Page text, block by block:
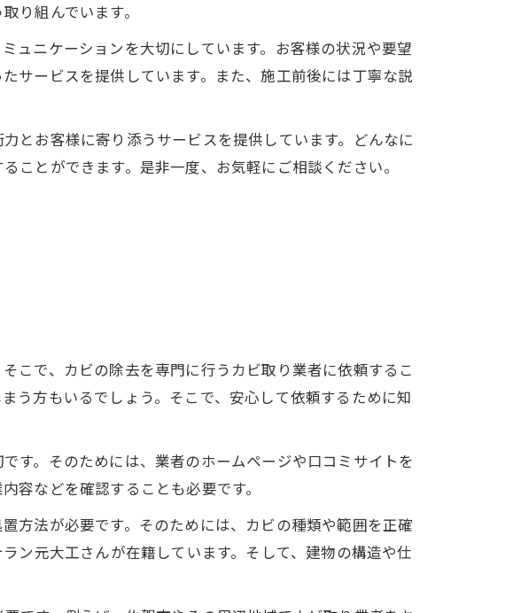
り組んでいます。
ュニケーションを大切にしています。お客様の状況や要望
サービスを提供しています。また、施工前後には丁寧な説
とお客様に寄り添うサービスを提供しています。どんなに
ことができます。是非一度、お気軽にご相談ください。
こで、カビの除去を専門に行うカビ取り業者に依頼するこ
う方もいるでしょう。そこで、安心して依頼するために知
す。そのためには、業者のホームページや口コミサイトを
容などを確認することも必要です。
方法が必要です。そのためには、カビの種類や範囲を正確
ン元大工さんが在籍しています。そして、建物の構造や仕